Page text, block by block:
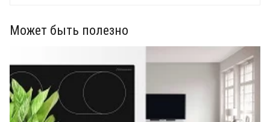
Может быть полезно